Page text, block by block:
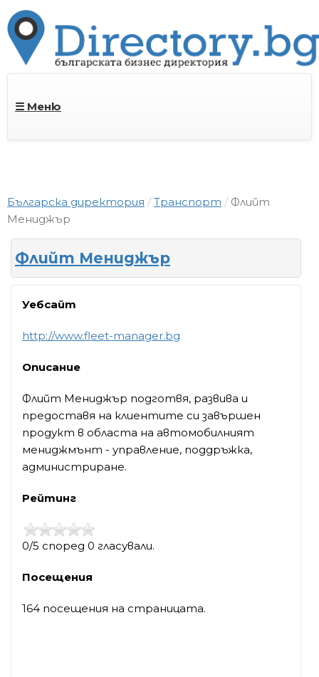
☰ Меню
Българска директория Транспорт
Флийт
Мениджър
Флийт Мениджър
Уебсайт
http://www.fleet-manager.bg
Описание
Флийт Мениджър подготвя, развива и
предоставя на клиентите си завършен
продукт в областа на автомобилният
мениджмънт - управление, поддръжка,
администриране.
Рейтинг
0/5 според 0 гласували.
Посещения
164 посещения на страницата.